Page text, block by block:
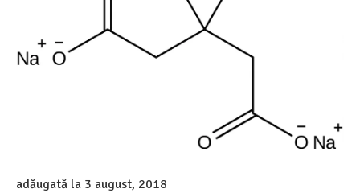
adăugată la 3 august, 2018